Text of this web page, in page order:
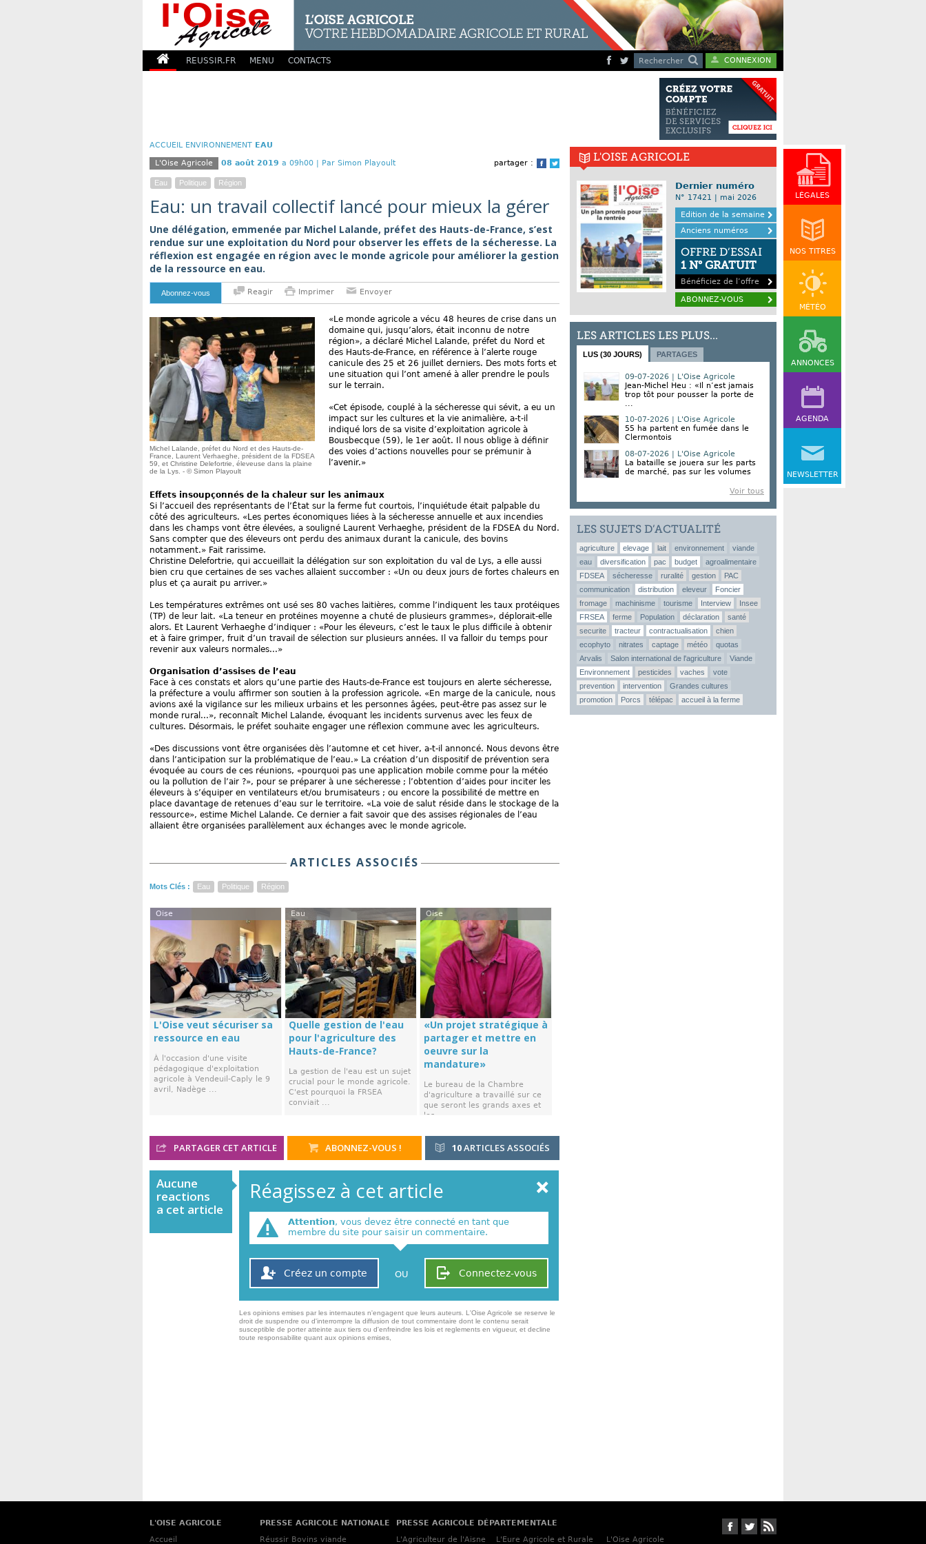
REUSSIR.FR MENU CONTACTS Rechercher CONNEXION
LÉGALES
NOS TITRES
MÉTÉO
ANNONCES
AGENDA
NEWSLETTER
ACCUEIL ENVIRONNEMENT EAU
partager :
Facebook
Twitter
L'Oise Agricole 08 août 2019 a 09h00 | Par Simon Playoult
Eau Politique Région
Eau: un travail collectif lancé pour mieux la gérer
Une délégation, emmenée par Michel Lalande, préfet des Hauts-de-France, s’est
rendue sur une exploitation du Nord pour observer les effets de la sécheresse. La
réflexion est engagée en région avec le monde agricole pour améliorer la gestion
de la ressource en eau.
Abonnez-vous Reagir Imprimer Envoyer
Michel Lalande, préfet du Nord et des Hauts-de-
France, Laurent Verhaeghe, président de la FDSEA
59, et Christine Delefortrie, éleveuse dans la plaine
de la Lys. - © Simon Playoult
«Le monde agricole a vécu 48 heures de crise dans un
domaine qui, jusqu’alors, était inconnu de notre
région», a déclaré Michel Lalande, préfet du Nord et
des Hauts-de-France, en référence à l’alerte rouge
canicule des 25 et 26 juillet derniers. Des mots forts et
une situation qui l’ont amené à aller prendre le pouls
sur le terrain.
«Cet épisode, couplé à la sécheresse qui sévit, a eu un
impact sur les cultures et la vie animalière, a-t-il
indiqué lors de sa visite d’exploitation agricole à
Bousbecque (59), le 1er août. Il nous oblige à définir
des voies d’actions nouvelles pour se prémunir à
l’avenir.»
Effets insoupçonnés de la chaleur sur les animaux
Si l’accueil des représentants de l’État sur la ferme fut courtois, l’inquiétude était palpable du
côté des agriculteurs. «Les pertes économiques liées à la sécheresse annuelle et aux incendies
dans les champs vont être élevées, a souligné Laurent Verhaeghe, président de la FDSEA du Nord.
Sans compter que des éleveurs ont perdu des animaux durant la canicule, des bovins
notamment.» Fait rarissime.
Christine Delefortrie, qui accueillait la délégation sur son exploitation du val de Lys, a elle aussi
bien cru que certaines de ses vaches allaient succomber : «Un ou deux jours de fortes chaleurs en
plus et ça aurait pu arriver.»
Les températures extrêmes ont usé ses 80 vaches laitières, comme l’indiquent les taux protéiques
(TP) de leur lait. «La teneur en protéines moyenne a chuté de plusieurs grammes», déplorait-elle
alors. Et Laurent Verhaeghe d’indiquer : «Pour les éleveurs, c’est le taux le plus difficile à obtenir
et à faire grimper, fruit d’un travail de sélection sur plusieurs années. Il va falloir du temps pour
revenir aux valeurs normales...»
Organisation d’assises de l’eau
Face à ces constats et alors qu’une partie des Hauts-de-France est toujours en alerte sécheresse,
la préfecture a voulu affirmer son soutien à la profession agricole. «En marge de la canicule, nous
avions axé la vigilance sur les milieux urbains et les personnes âgées, peut-être pas assez sur le
monde rural...», reconnaît Michel Lalande, évoquant les incidents survenus avec les feux de
cultures. Désormais, le préfet souhaite engager une réflexion commune avec les agriculteurs.
«Des discussions vont être organisées dès l’automne et cet hiver, a-t-il annoncé. Nous devons être
dans l’anticipation sur la problématique de l’eau.» La création d’un dispositif de prévention sera
évoquée au cours de ces réunions, «pourquoi pas une application mobile comme pour la météo
ou la pollution de l’air ?», pour se préparer à une sécheresse ; l’obtention d’aides pour inciter les
éleveurs à s’équiper en ventilateurs et/ou brumisateurs ; ou encore la possibilité de mettre en
place davantage de retenues d’eau sur le territoire. «La voie de salut réside dans le stockage de la
ressource», estime Michel Lalande. Ce dernier a fait savoir que des assises régionales de l’eau
allaient être organisées parallèlement aux échanges avec le monde agricole.
ARTICLES ASSOCIÉS
Mots Clés : Eau Politique Région
Oise
L'Oise veut sécuriser sa
ressource en eau
À l'occasion d'une visite
pédagogique d'exploitation
agricole à Vendeuil-Caply le 9
avril, Nadège ...
Eau
Quelle gestion de l'eau
pour l'agriculture des
Hauts-de-France?
La gestion de l'eau est un sujet
crucial pour le monde agricole.
C'est pourquoi la FRSEA
conviait ...
Oise
«Un projet stratégique à
partager et mettre en
oeuvre sur la
mandature»
Le bureau de la Chambre
d'agriculture a travaillé sur ce
que seront les grands axes et
les ...
10ARTICLES ASSOCIÉS
PARTAGER CET ARTICLE ABONNEZ-VOUS !
Aucune
reactions
a cet article
Réagissez à cet article
Attention, vous devez être connecté en tant que
membre du site pour saisir un commentaire.
Connectez-vous
Créez un compte OU
Les opinions emises par les internautes n'engagent que leurs auteurs. L'Oise Agricole se reserve le
droit de suspendre ou d'interrompre la diffusion de tout commentaire dont le contenu serait
susceptible de porter atteinte aux tiers ou d'enfreindre les lois et reglements en vigueur, et decline
toute responsabilite quant aux opinions emises,
L'OISE AGRICOLE
Dernier numéro
N° 17421 | mai 2026
Edition de la semaine
Anciens numéros
OFFRE D’ESSAI
1 N° GRATUIT
Bénéficiez de l’offre
ABONNEZ-VOUS
LES ARTICLES LES PLUS...
LUS (30 JOURS) PARTAGES
09-07-2026 | L'Oise Agricole
Jean-Michel Heu : «Il n’est jamais
trop tôt pour pousser la porte de
...
10-07-2026 | L'Oise Agricole
55 ha partent en fumée dans le
Clermontois
08-07-2026 | L'Oise Agricole
La bataille se jouera sur les parts
de marché, pas sur les volumes
Voir tous
LES SUJETS D’ACTUALITÉ
agriculture elevage lait environnement
viande
eau
diversification pac budget
agroalimentaire
FDSEA
sécheresse ruralité gestion
PAC
communication
distribution eleveur
Foncier
fromage
machinisme tourisme Interview
Insee
FRSEA
ferme Population déclaration
santé
securite
tracteur contractualisation
chien
ecophyto
nitrates captage météo
quotas
Arvalis
Salon international de l'agriculture
Viande
Environnement
pesticides vaches
vote
prevention
intervention
Grandes cultures
promotion
Porcs télépac accueil à la ferme
Suivez-nous sur Facebook
Suivez-nous sur Twitter
L'OISE AGRICOLE
Accueil
PRESSE AGRICOLE NATIONALE
Réussir Bovins viande
PRESSE AGRICOLE DÉPARTEMENTALE
L'Agriculteur de l'Aisne
L'Eure Agricole et Rurale L'Oise Agricole